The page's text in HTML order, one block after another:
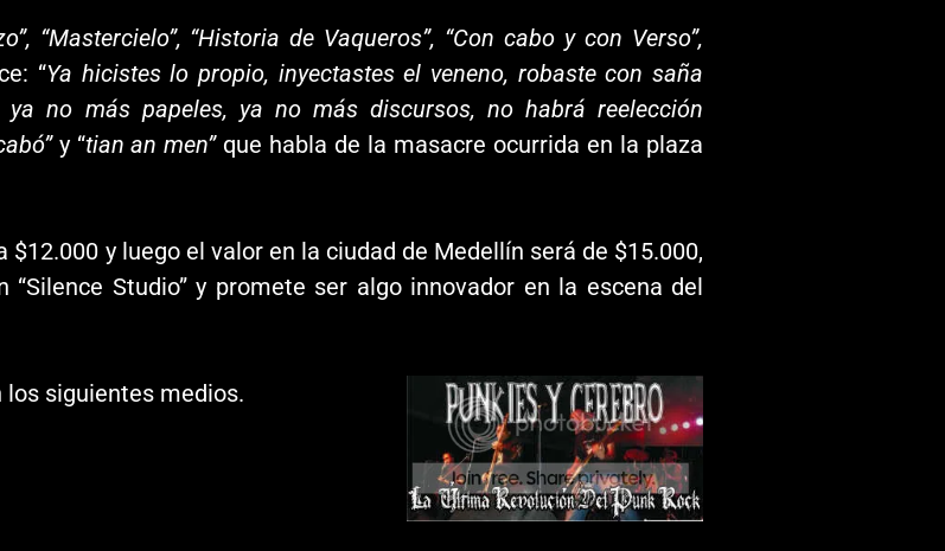
“Mastercielo”, “Historia de Vaqueros”, “Con cabo y con Verso”,
“Ya hicistes lo propio, inyectastes el veneno, robaste con saña
no más papeles, ya no más discursos, no habrá reelección
y “tian an men” que habla de la masacre ocurrida en la plaza
y luego el valor en la ciudad de Medellín será de $15.000,
“Silence Studio” y promete ser algo innovador en la escena del
los siguientes medios.